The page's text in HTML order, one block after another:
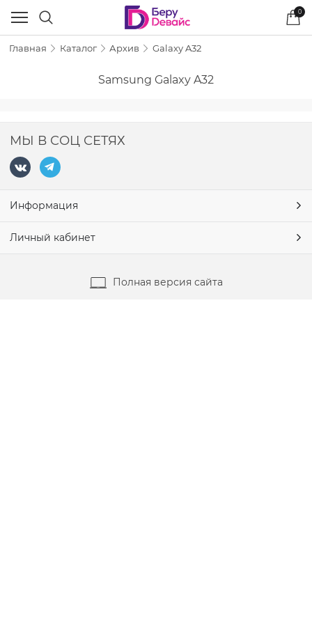
0
Главная Каталог Архив Galaxy A32
Samsung Galaxy A32
МЫ В СОЦ СЕТЯХ
Информация
Личный кабинет
Полная версия сайта